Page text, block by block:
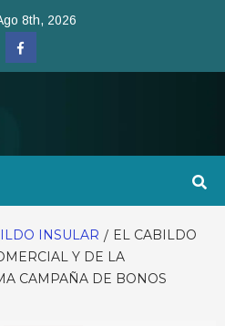
8th, 2026
Facebook
INSULAR
EL CABILDO
Y DE LA
CAMPAÑA DE BONOS